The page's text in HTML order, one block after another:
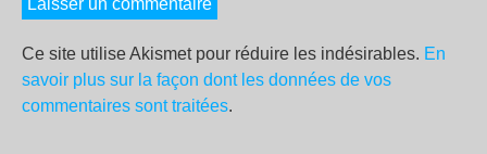
Ce site utilise Akismet pour réduire les indésirables. En
savoir plus sur la façon dont les données de vos
commentaires sont traitées.